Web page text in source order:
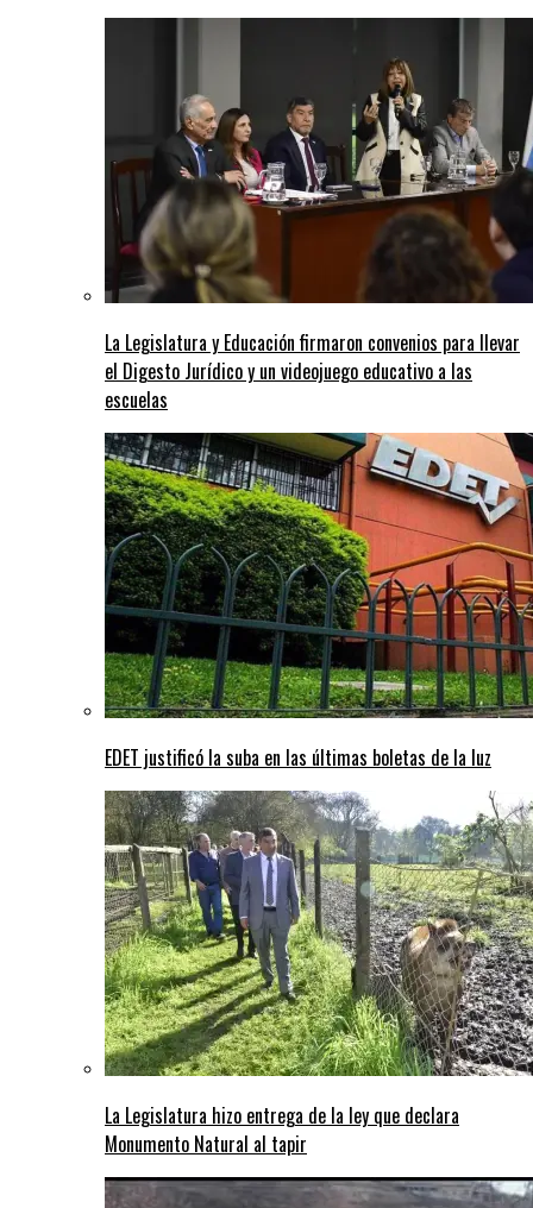
La Legislatura y Educación firmaron convenios para llevar
el Digesto Jurídico y un videojuego educativo a las
escuelas
EDET justificó la suba en las últimas boletas de la luz
La Legislatura hizo entrega de la ley que declara
Monumento Natural al tapir